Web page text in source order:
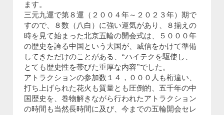
ます。
三元九運で第８運（２００４年～２０２３年）期で
すので、８数（八白）に強い運気があり、８揃えの
時を見て始まった北京五輪の開会式は、５０００年
の歴史を誇る中国という大国が、威信をかけて準備
してきただけのことがある、“ハイテクを駆使し、
とても歴史性を帯びた重厚な内容”でした。
アトラクションの参加数１４，０００人も桁違い、
打ち上げられた花火も質量とも圧倒的、五千年の中
国歴史を、巻物解きながら行われたアトラクション
の時間も当然長時間に及び、今までの五輪開会セレ